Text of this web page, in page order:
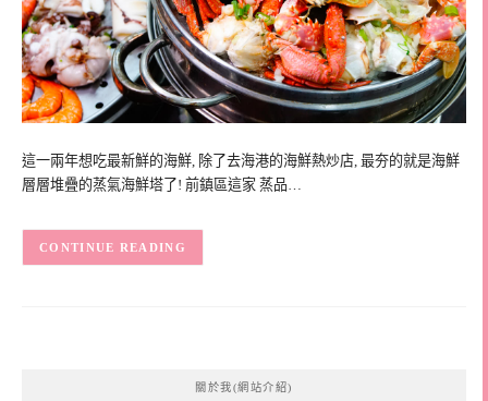
這一兩年想吃最新鮮的海鮮, 除了去海港的海鮮熱炒店, 最夯的就是海鮮
層層堆疊的蒸氣海鮮塔了! 前鎮區這家 蒸品…
CONTINUE READING
關於我(網站介紹)